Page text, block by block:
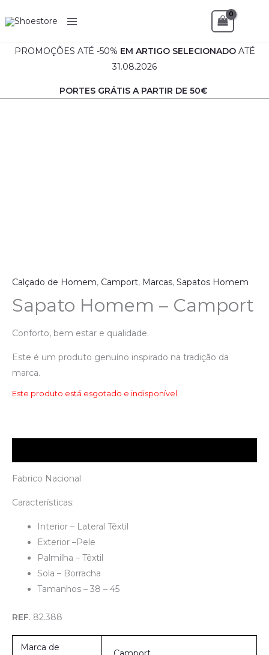
to
PROMOÇÕES ATÉ -50% EM ARTIGO SELECIONADO ATÉ
31.08.2026
PORTES GRÁTIS A PARTIR DE 50€
Calçado de Homem, Camport, Marcas, Sapatos Homem
Sapato Homem – Camport
Conforto, bem estar e qualidade.
Este é um produto genuíno inspirado na tradição da
marca.
Este produto está esgotado e indisponível.
Fabrico Nacional
Características:
Interior – Lateral Têxtil
Exterior –Pele
Palmilha – Têxtil
Sola – Borracha
Tamanhos – 38 – 45
REF. 82.388
Marca de